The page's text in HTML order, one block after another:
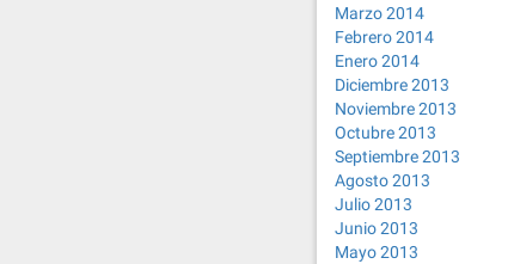
Marzo 2014
Febrero 2014
Enero 2014
Diciembre 2013
Noviembre 2013
Octubre 2013
Septiembre 2013
Agosto 2013
Julio 2013
Junio 2013
Mayo 2013